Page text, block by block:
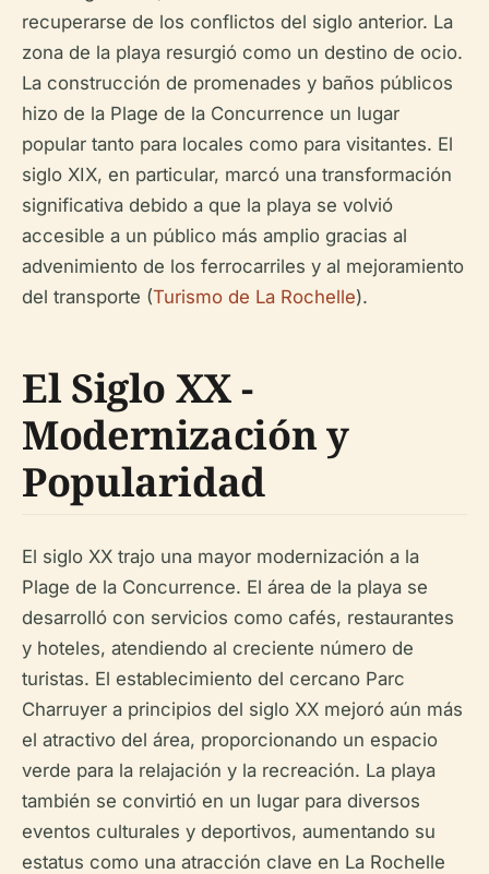
recuperarse de los conflictos del siglo anterior. La
zona de la playa resurgió como un destino de ocio.
La construcción de promenades y baños públicos
hizo de la Plage de la Concurrence un lugar
popular tanto para locales como para visitantes. El
siglo XIX, en particular, marcó una transformación
significativa debido a que la playa se volvió
accesible a un público más amplio gracias al
advenimiento de los ferrocarriles y al mejoramiento
del transporte (Turismo de La Rochelle).
El Siglo XX -
Modernización y
Popularidad
El siglo XX trajo una mayor modernización a la
Plage de la Concurrence. El área de la playa se
desarrolló con servicios como cafés, restaurantes
y hoteles, atendiendo al creciente número de
turistas. El establecimiento del cercano Parc
Charruyer a principios del siglo XX mejoró aún más
el atractivo del área, proporcionando un espacio
verde para la relajación y la recreación. La playa
también se convirtió en un lugar para diversos
eventos culturales y deportivos, aumentando su
estatus como una atracción clave en La Rochelle